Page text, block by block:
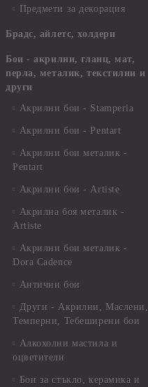
Предмети за декорация
Брадс, айлетс, холдери
Бои - акрилни, гланц, мат,
перла, металик, текстилни и
други
Акрилни бои - Stamperia
Акрилни бои - Pentart
Акрилни бои металик -
Pentart
Акрилни бои - Artiste
Акрилна боя металик -
Artiste
Акрилни бои металик -
Dora Cadence
Антични бои
Други - Акрилни, Маслени,
Темперни, Тебеширени бои
Алкохолни мастила и
оцветители
Бои за стъкло, керамика и